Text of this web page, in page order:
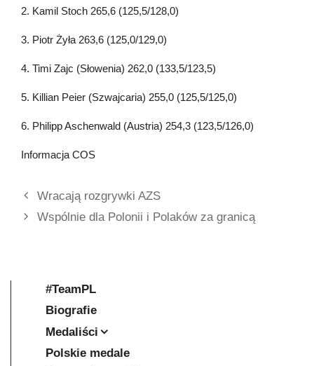
2. Kamil Stoch 265,6 (125,5/128,0)
3. Piotr Żyła 263,6 (125,0/129,0)
4. Timi Zajc (Słowenia) 262,0 (133,5/123,5)
5. Killian Peier (Szwajcaria) 255,0 (125,5/125,0)
6. Philipp Aschenwald (Austria) 254,3 (123,5/126,0)
Informacja COS
Wracają rozgrywki AZS
Wspólnie dla Polonii i Polaków za granicą
#TeamPL
Biografie
Medaliści
Polskie medale